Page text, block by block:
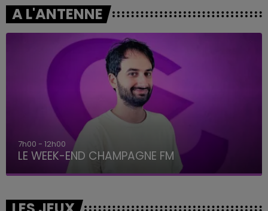
A L'ANTENNE
7h00 - 12h00
LE WEEK-END CHAMPAGNE FM